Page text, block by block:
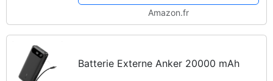
Amazon.fr
Batterie Externe Anker 20000 mAh